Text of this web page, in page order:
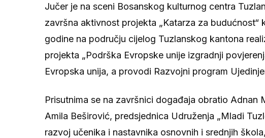
Jučer je na sceni Bosanskog kulturnog centra
završna aktivnost projekta „Katarza za
godine na području cijelog Tuzlanskog kantona
projekta „Podrška Evropske unije izgradnji
Evropska unija, a provodi Razvojni program
Prisutnima se na završnici događaja obratio Adnan
Amila Beširović, predsjednica Udruženja „Mladi
razvoj učenika i nastavnika osnovnih i srednjih